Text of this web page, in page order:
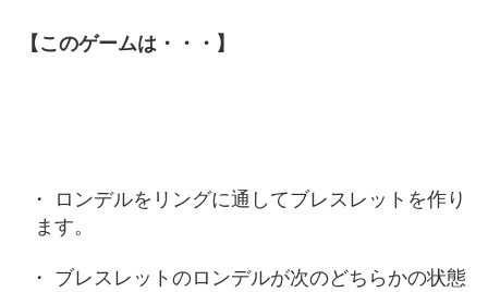
【このゲームは・・・】
ロンデルをリングに通してブレスレットを作り
ます。
ブレスレットのロンデルが次のどちらかの状態